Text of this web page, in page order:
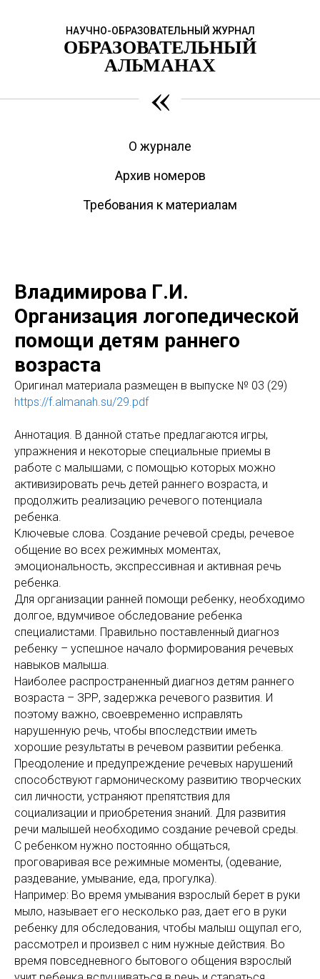
НАУЧНО-ОБРАЗОВАТЕЛЬНЫЙ ЖУРНАЛ
ОБРАЗОВАТЕЛЬНЫЙ
АЛЬМАНАХ
«
О журнале
Архив номеров
Требования к материалам
Владимирова Г.И.
Организация логопедической
помощи детям раннего
возраста
Оригинал материала размещен в выпуске № 03 (29)
https://f.almanah.su/29.pdf
Аннотация. В данной статье предлагаются игры,
упражнения и некоторые специальные приемы в
работе с малышами, с помощью которых можно
активизировать речь детей раннего возраста, и
продолжить реализацию речевого потенциала
ребенка.
Ключевые слова. Создание речевой среды, речевое
общение во всех режимных моментах,
эмоциональность, экспрессивная и активная речь
ребенка.
Для организации ранней помощи ребенку, необходимо
долгое, вдумчивое обследование ребенка
специалистами. Правильно поставленный диагноз
ребенку – успешное начало формирования речевых
навыков малыша.
Наиболее распространенный диагноз детям раннего
возраста – ЗРР, задержка речевого развития. И
поэтому важно, своевременно исправлять
нарушенную речь, чтобы впоследствии иметь
хорошие результаты в речевом развитии ребенка.
Преодоление и предупреждение речевых нарушений
способствуют гармоническому развитию творческих
сил личности, устраняют препятствия для
социализации и приобретения знаний. Для развития
речи малышей необходимо создание речевой среды.
С ребенком нужно постоянно общаться,
проговаривая все режимные моменты, (одевание,
раздевание, умывание, еда, прогулка).
Например: Во время умывания взрослый берет в руки
мыло, называет его несколько раз, дает его в руки
ребенку для обследования, чтобы малыш ощупал его,
рассмотрел и произвел с ним нужные действия. Во
время повседневного бытового общения взрослый